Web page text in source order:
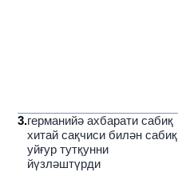
3.германийә ахбарати сабиқ
хитай сақчиси билән сабиқ
уйғур тутқунни
йүзләштүрди